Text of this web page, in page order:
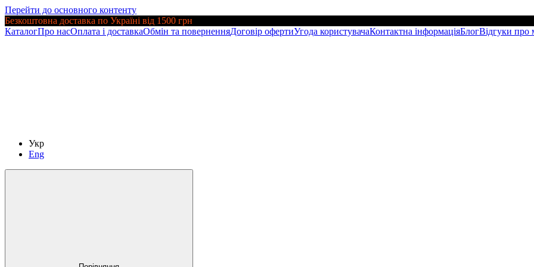
Перейти до основного контенту
Безкоштовна доставка по Україні від 1500 грн
КаталогПро насОплата і доставкаОбмін та поверненняДоговір офертиУгода користувачаКонтактна інформаціяБлогВідгуки про
Укр
Eng